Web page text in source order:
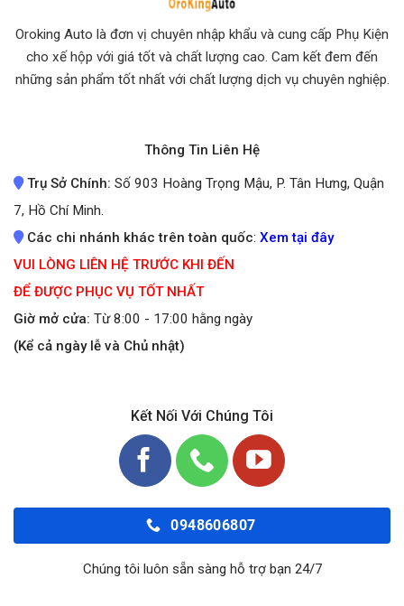
Oroking Auto là đơn vị chuyên nhập khẩu và cung cấp Phụ Kiện
cho xế hộp với giá tốt và chất lượng cao. Cam kết đem đến
những sản phẩm tốt nhất với chất lượng dịch vụ chuyên nghiệp.
Thông Tin Liên Hệ
Trụ Sở Chính: Số 903 Hoàng Trọng Mậu, P. Tân Hưng, Quận
7, Hồ Chí Minh.
Các chi nhánh khác trên toàn quốc: Xem tại đây
VUI LÒNG LIÊN HỆ TRƯỚC KHI ĐẾN
ĐỂ ĐƯỢC PHỤC VỤ TỐT NHẤT
Giờ mở cửa: Từ 8:00 - 17:00 hằng ngày
(Kể cả ngày lễ và Chủ nhật)
Kết Nối Với Chúng Tôi
0948606807
Chúng tôi luôn sẵn sàng hỗ trợ bạn 24/7